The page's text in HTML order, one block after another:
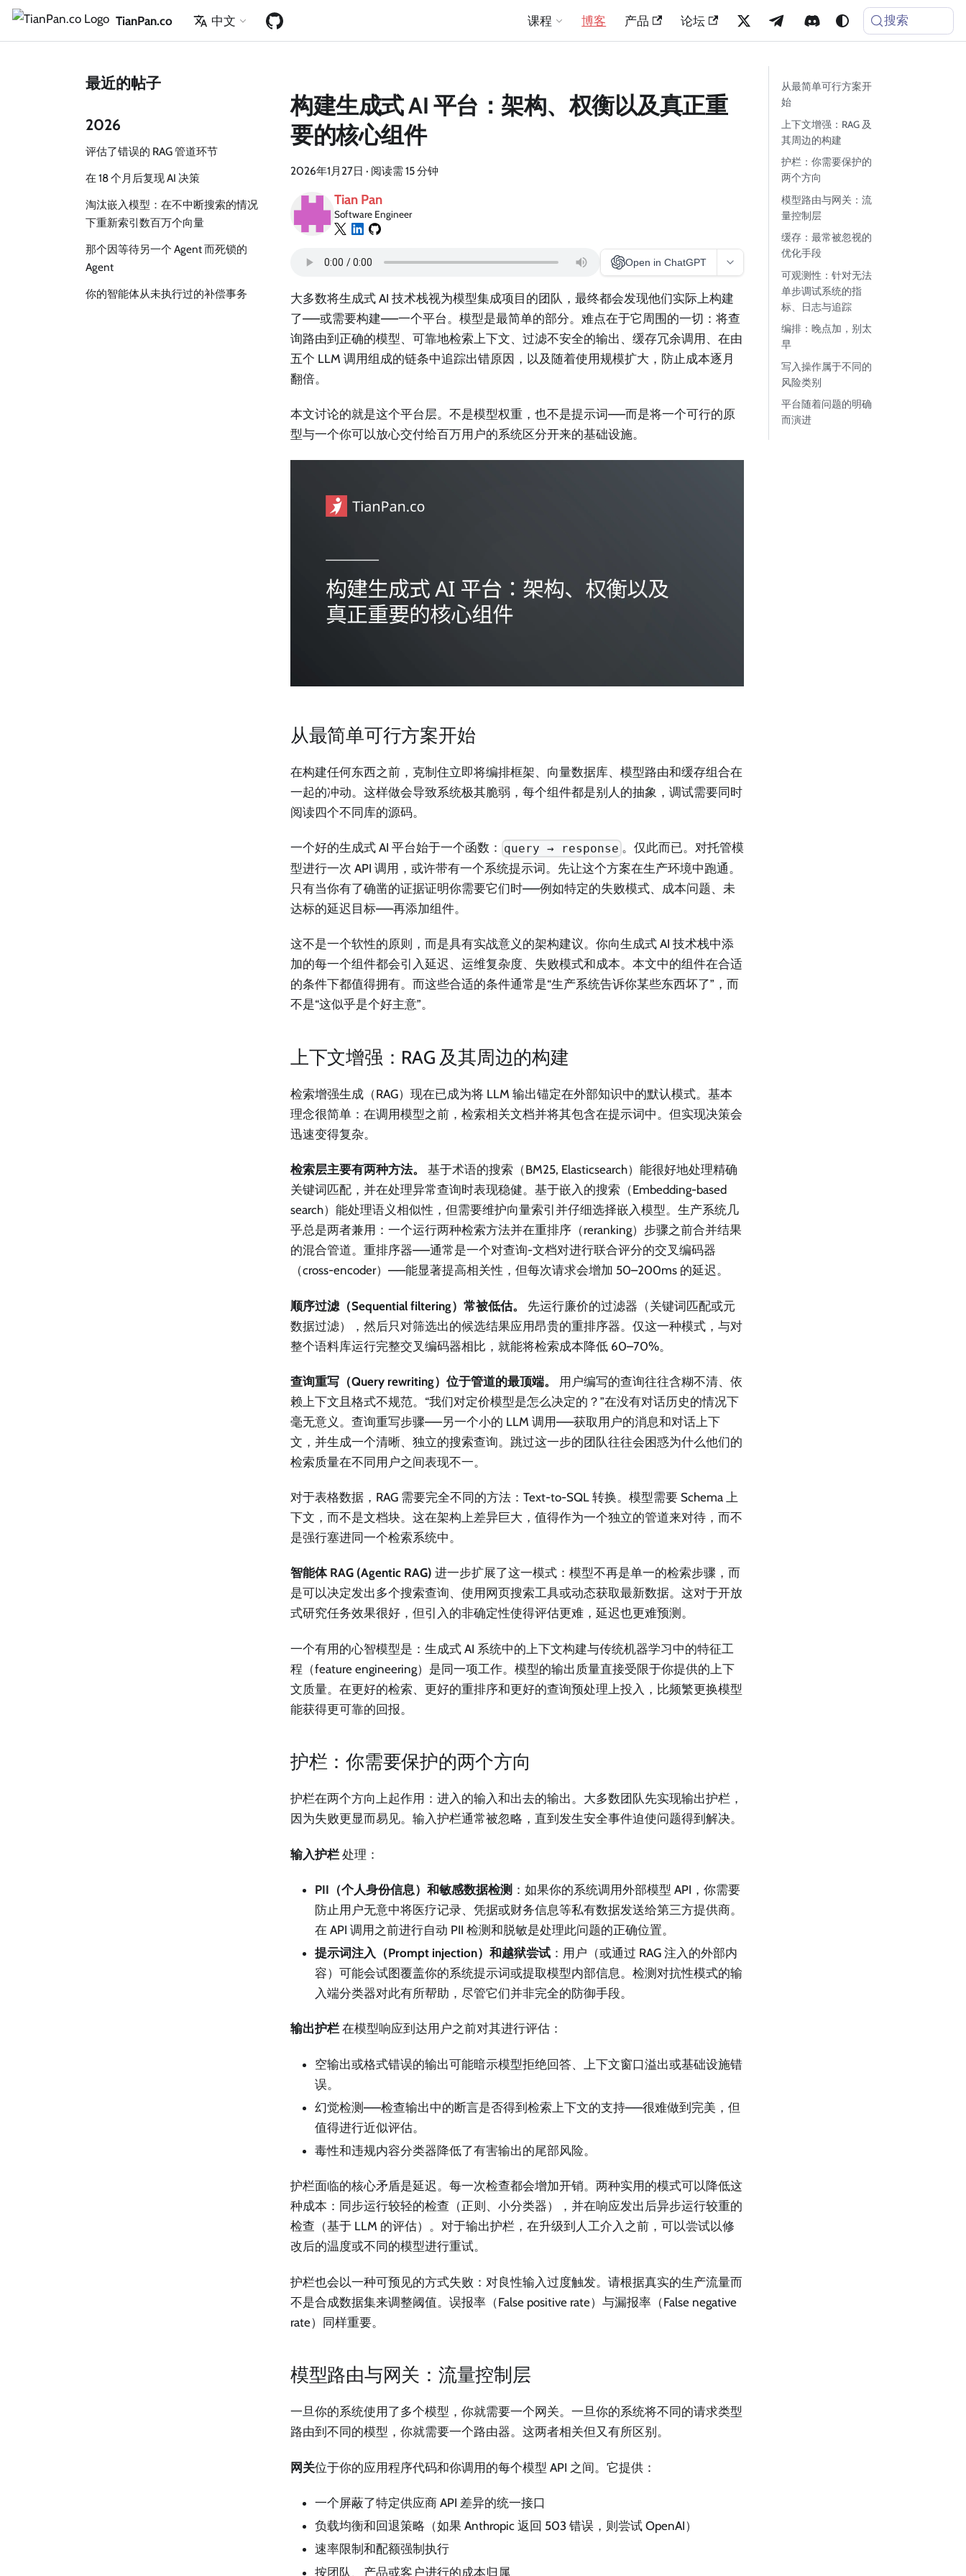
TianPan.co 中文 课程 博客 产品 论坛 搜索
最近的帖子
2026
评估了错误的 RAG 管道环节
在 18 个月后复现 AI 决策
淘汰嵌入模型：在不中断搜索的情况
下重新索引数百万个向量
那个因等待另一个 Agent 而死锁的
Agent
你的智能体从未执行过的补偿事务
构建生成式 AI 平台：架构、权衡以及真正重
要的核心组件
2026年1月27日 · 阅读需 15 分钟
Tian Pan
Software Engineer
Open in ChatGPT
大多数将生成式 AI 技术栈视为模型集成项目的团队，最终都会发现他们实际上构建
了——或需要构建——一个平台。模型是最简单的部分。难点在于它周围的一切：将查
询路由到正确的模型、可靠地检索上下文、过滤不安全的输出、缓存冗余调用、在由
五个 LLM 调用组成的链条中追踪出错原因，以及随着使用规模扩大，防止成本逐月
翻倍。
本文讨论的就是这个平台层。不是模型权重，也不是提示词——而是将一个可行的原
型与一个你可以放心交付给百万用户的系统区分开来的基础设施。
从最简单可行方案开始
在构建任何东西之前，克制住立即将编排框架、向量数据库、模型路由和缓存组合在
一起的冲动。这样做会导致系统极其脆弱，每个组件都是别人的抽象，调试需要同时
阅读四个不同库的源码。
一个好的生成式 AI 平台始于一个函数： query → response 。仅此而已。对托管模
型进行一次 API 调用，或许带有一个系统提示词。先让这个方案在生产环境中跑通。
只有当你有了确凿的证据证明你需要它们时——例如特定的失败模式、成本问题、未
达标的延迟目标——再添加组件。
这不是一个软性的原则，而是具有实战意义的架构建议。你向生成式 AI 技术栈中添
加的每一个组件都会引入延迟、运维复杂度、失败模式和成本。本文中的组件在合适
的条件下都值得拥有。而这些合适的条件通常是“生产系统告诉你某些东西坏了”，而
不是“这似乎是个好主意”。
上下文增强：RAG 及其周边的构建
检索增强生成（RAG）现在已成为将 LLM 输出锚定在外部知识中的默认模式。基本
理念很简单：在调用模型之前，检索相关文档并将其包含在提示词中。但实现决策会
迅速变得复杂。
检索层主要有两种方法。
基于术语的搜索（BM25, Elasticsearch）能很好地处理精确
关键词匹配，并在处理异常查询时表现稳健。基于嵌入的搜索（Embedding-based
search）能处理语义相似性，但需要维护向量索引并仔细选择嵌入模型。生产系统几
乎总是两者兼用：一个运行两种检索方法并在重排序（reranking）步骤之前合并结果
的混合管道。重排序器——通常是一个对查询-文档对进行联合评分的交叉编码器
（cross-encoder）——能显著提高相关性，但每次请求会增加 50–200ms 的延迟。
顺序过滤（Sequential filtering）常被低估。
先运行廉价的过滤器（关键词匹配或元
数据过滤），然后只对筛选出的候选结果应用昂贵的重排序器。仅这一种模式，与对
整个语料库运行完整交叉编码器相比，就能将检索成本降低 60–70%。
查询重写（Query rewriting）位于管道的最顶端。
用户编写的查询往往含糊不清、依
赖上下文且格式不规范。“我们对定价模型是怎么决定的？”在没有对话历史的情况下
毫无意义。查询重写步骤——另一个小的 LLM 调用——获取用户的消息和对话上下
文，并生成一个清晰、独立的搜索查询。跳过这一步的团队往往会困惑为什么他们的
检索质量在不同用户之间表现不一。
对于表格数据，RAG 需要完全不同的方法：Text-to-SQL 转换。模型需要 Schema 上
下文，而不是文档块。这在架构上差异巨大，值得作为一个独立的管道来对待，而不
是强行塞进同一个检索系统中。
智能体 RAG (Agentic RAG) 进一步扩展了这一模式：模型不再是单一的检索步骤，而
是可以决定发出多个搜索查询、使用网页搜索工具或动态获取最新数据。这对于开放
式研究任务效果很好，但引入的非确定性使得评估更难，延迟也更难预测。
一个有用的心智模型是：生成式 AI 系统中的上下文构建与传统机器学习中的特征工
程（feature engineering）是同一项工作。模型的输出质量直接受限于你提供的上下
文质量。在更好的检索、更好的重排序和更好的查询预处理上投入，比频繁更换模型
能获得更可靠的回报。
护栏：你需要保护的两个方向
护栏在两个方向上起作用：进入的输入和出去的输出。大多数团队先实现输出护栏，
因为失败更显而易见。输入护栏通常被忽略，直到发生安全事件迫使问题得到解决。
输入护栏 处理：
PII（个人身份信息）和敏感数据检测 ：如果你的系统调用外部模型 API，你需要
防止用户无意中将医疗记录、凭据或财务信息等私有数据发送给第三方提供商。
在 API 调用之前进行自动 PII 检测和脱敏是处理此问题的正确位置。
提示词注入（Prompt injection）和越狱尝试 ：用户（或通过 RAG 注入的外部内
容）可能会试图覆盖你的系统提示词或提取模型内部信息。检测对抗性模式的输
入端分类器对此有所帮助，尽管它们并非完全的防御手段。
输出护栏 在模型响应到达用户之前对其进行评估：
空输出或格式错误的输出可能暗示模型拒绝回答、上下文窗口溢出或基础设施错
误。
幻觉检测——检查输出中的断言是否得到检索上下文的支持——很难做到完美，但
值得进行近似评估。
毒性和违规内容分类器降低了有害输出的尾部风险。
护栏面临的核心矛盾是延迟。每一次检查都会增加开销。两种实用的模式可以降低这
种成本：同步运行较轻的检查（正则、小分类器），并在响应发出后异步运行较重的
检查（基于 LLM 的评估）。对于输出护栏，在升级到人工介入之前，可以尝试以修
改后的温度或不同的模型进行重试。
护栏也会以一种可预见的方式失败：对良性输入过度触发。请根据真实的生产流量而
不是合成数据集来调整阈值。误报率（False positive rate）与漏报率（False negative
rate）同样重要。
模型路由与网关：流量控制层
一旦你的系统使用了多个模型，你就需要一个网关。一旦你的系统将不同的请求类型
路由到不同的模型，你就需要一个路由器。这两者相关但又有所区别。
网关位于你的应用程序代码和你调用的每个模型 API 之间。它提供：
一个屏蔽了特定供应商 API 差异的统一接口
负载均衡和回退策略（如果 Anthropic 返回 503 错误，则尝试 OpenAI）
速率限制和配额强制执行
按团队、产品或客户进行的成本归属
从最简单可行方案开
始
上下文增强：RAG 及
其周边的构建
护栏：你需要保护的
两个方向
模型路由与网关：流
量控制层
缓存：最常被忽视的
优化手段
可观测性：针对无法
单步调试系统的指
标、日志与追踪
编排：晚点加，别太
早
写入操作属于不同的
风险类别
平台随着问题的明确
而演进